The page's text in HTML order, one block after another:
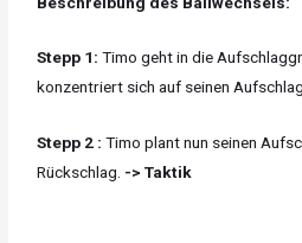
Stepp 1:Timo geht in die
konzentriert sich auf seinen
Stepp 2 :Timo plant nun seinen
Rückschlag. -> Taktik